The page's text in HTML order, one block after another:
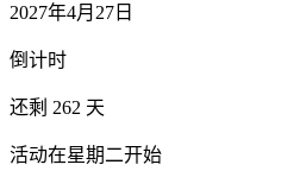
2027年4月27日
倒计时
还剩 262 天
活动在星期二开始